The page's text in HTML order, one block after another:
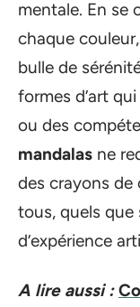
mentale. En se
chaque
bulle de
formes d’art
ou des
mandalas ne
des crayons de
tous, quels que
d’expérience
A lire aussi :